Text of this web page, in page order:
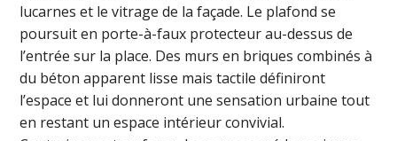
lucarnes et le vitrage de la façade. Le plafond se
poursuit en porte-à-faux protecteur au-dessus de
l’entrée sur la place. Des murs en briques combinés à
du béton apparent lisse mais tactile définiront
l’espace et lui donneront une sensation urbaine tout
en restant un espace intérieur convivial.